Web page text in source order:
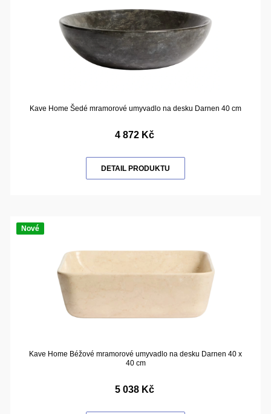
Kave Home Šedé mramorové umyvadlo na desku Darnen 40 cm
4 872 Kč
DETAIL PRODUKTU
Nové
Kave Home Béžové mramorové umyvadlo na desku Darnen 40 x
40 cm
5 038 Kč